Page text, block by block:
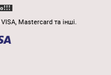
Mastercard та інші.